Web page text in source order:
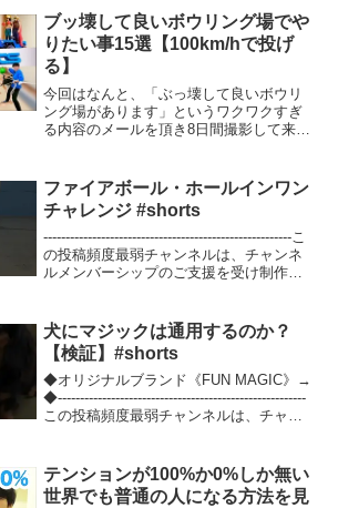
ブッ壊して良いボウリング場でや
りたい事15選【100km/hで投げ
る】
今回はなんと、「ぶっ壊して良いボウリ
ング場があります」というワクワクすぎ
る内容のメールを頂き8日間撮影して来ま
ました。しかしそんなメールをお送り下
さった梅林さんも、まさ...
ファイアボール・ホールインワン
チャレンジ #shorts
--------------------------------------------------------こ
の投稿頻度最弱チャンネルは、チャンネ
ルメンバーシップのご支援を受け制作を
犬にマジックは通用するのか？
【検証】#shorts
◆オリジナルブランド《FUN MAGIC》→
◆--------------------------------------------------------
この投稿頻度最弱チャンネルは、チャン
テンションが100%か0%しか無い
世界でも普通の人になる方法を見